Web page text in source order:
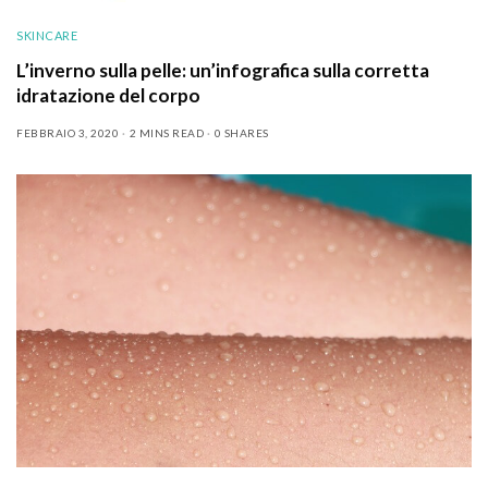
SKINCARE
L’inverno sulla pelle: un’infografica sulla corretta
idratazione del corpo
FEBBRAIO 3, 2020 2 MINS READ 0 SHARES